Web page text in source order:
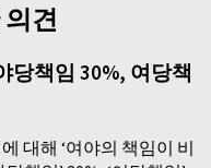
견
당책임 30%, 여당책
대해 ‘여야의 책임이 비